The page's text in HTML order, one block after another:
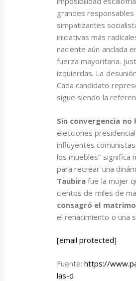
grandes
simpatizantes
iniciativas más
naciente aún anclada
fuerza mayoritaria.
izquierdas. La
Cada candidato
sigue siendo la
Sin convergencia
elecciones
influyentes
los muebles” significa
para recrear una
Taubira fue la mujer
cientos de miles de
consagró el
el renacimiento o una
[email protected]
Fuente:https://
las-d